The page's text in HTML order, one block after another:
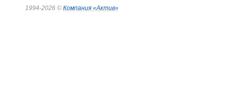
1994-2026 © Компания «Актив»